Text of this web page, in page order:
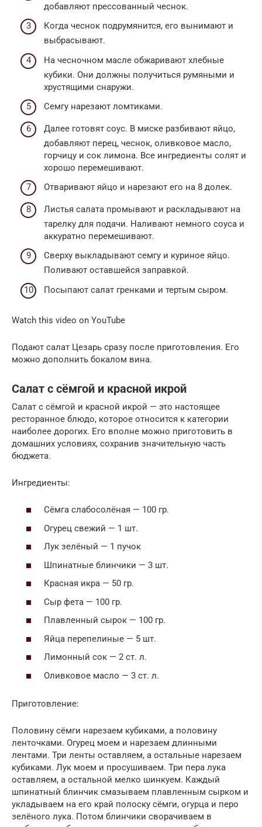
добавляют прессованный чеснок.
Когда чеснок подрумянится, его вынимают и
выбрасывают.
На чесночном масле обжаривают хлебные
кубики. Они должны получиться румяными и
хрустящими снаружи.
Семгу нарезают ломтиками.
Далее готовят соус. В миске разбивают яйцо,
добавляют перец, чеснок, оливковое масло,
горчицу и сок лимона. Все ингредиенты солят и
хорошо перемешивают.
Отваривают яйцо и нарезают его на 8 долек.
Листья салата промывают и раскладывают на
тарелку для подачи. Наливают немного соуса и
аккуратно перемешивают.
Сверху выкладывают семгу и куриное яйцо.
Поливают оставшейся заправкой.
Посыпают салат гренками и тертым сыром.
Watch this video on YouTube
Подают салат Цезарь сразу после приготовления. Его
можно дополнить бокалом вина.
Салат с сёмгой и красной икрой
Салат с сёмгой и красной икрой — это настоящее
ресторанное блюдо, которое относится к категории
наиболее дорогих. Его вполне можно приготовить в
домашних условиях, сохранив значительную часть
бюджета.
Ингредиенты:
Сёмга слабосолёная — 100 гр.
Огурец свежий — 1 шт.
Лук зелёный — 1 пучок
Шпинатные блинчики — 3 шт.
Красная икра — 50 гр.
Сыр фета — 100 гр.
Плавленный сырок — 100 гр.
Яйца перепелиные — 5 шт.
Лимонный сок — 2 ст. л.
Оливковое масло — 3 ст. л.
Приготовление:
Половину сёмги нарезаем кубиками, а половину
ленточками. Огурец моем и нарезаем длинными
лентами. Три ленты оставляем, а остальные нарезаем
кубиками. Лук моем и просушиваем. Три пера лука
оставляем, а остальной мелко шинкуем. Каждый
шпинатный блинчик смазываем плавленным сырком и
укладываем на его край полоску сёмги, огурца и перо
зелёного лука. Потом блинчики сворачиваем в